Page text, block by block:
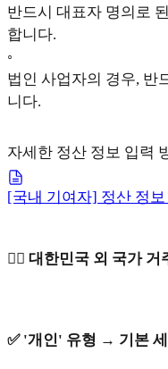
반드시 대표자 명의로
합니다.
◦
법인 사업자의 경우, 반
니다.
자세한 정산 정보 입력
[국내 기여자] 정산 정보
🙋‍♀️ 대한민국 외 국가 거
✅ '개인' 유형 → 기본